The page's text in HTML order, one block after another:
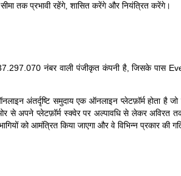
तक प्रभावी रहेंगे, शासित करेंगे और नियंत्रित करेंगे।
नंबर वाली पंजीकृत कंपनी है, जिसके पास
अंतर्दृष्टि समुदाय एक ऑनलाइन प्लेटफ़ॉर्म होता है जो
अपने प्लेटफ़ॉर्म स्क्वेर पर अल्पावधि से लेकर अविरत
को आमंत्रित किया जाएगा और वे विभिन्न प्रकार